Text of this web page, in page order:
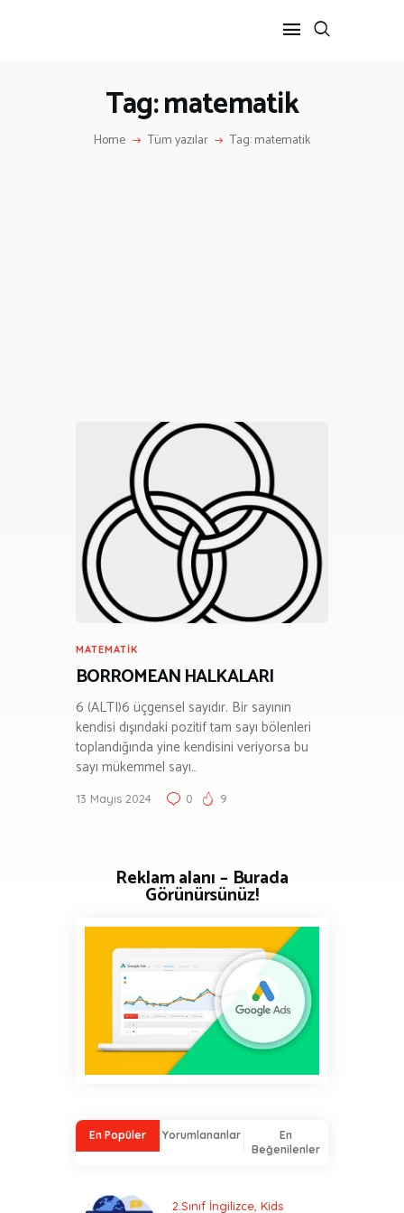
Tag: matematik
Home Tüm yazılar Tag: matematik
ANA SAYFA
HAKKIMIZDA
MATEMATIK
BORROMEAN HALKALARI
6 (ALTI)6 üçgensel sayıdır. Bir sayının
kendisi dışındaki pozitif tam sayı bölenleri
toplandığında yine kendisini veriyorsa bu
sayı mükemmel sayı…
13 Mayıs 2024 0 9
Reklam alanı – Burada
Görünürsünüz!
En Popüler Yorumlananlar
En
Beğenilenler
2.Sınıf İngilizce Kids